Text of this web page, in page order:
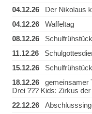
04.12.26 Der Nikolaus
04.12.26 Waffeltag
08.12.26
11.12.26
15.12.26
18.12.26 gemeinsamer
Drei ??? Kids: Zirkus
22.12.26